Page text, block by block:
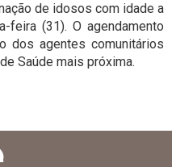
de idosos com idade a
feira (31). O agendamento
dos agentes comunitários
Saúde mais próxima.